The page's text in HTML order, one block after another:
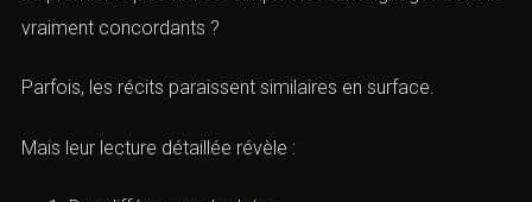
automatique.
B. La concordance doit être vérifiée